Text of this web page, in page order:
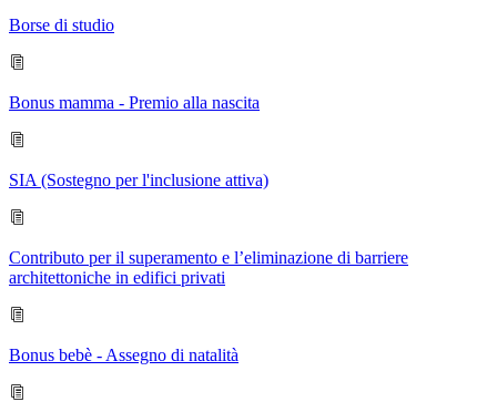
Borse di studio
Bonus mamma - Premio alla nascita
SIA (Sostegno per l'inclusione attiva)
Contributo per il superamento e l’eliminazione di barriere
architettoniche in edifici privati
Bonus bebè - Assegno di natalità